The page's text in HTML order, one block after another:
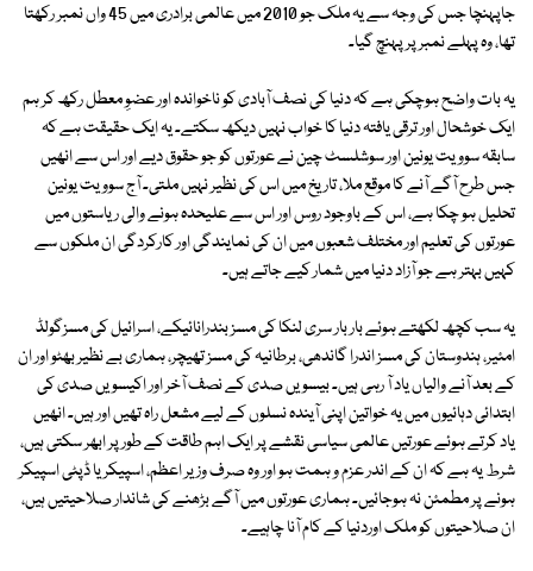
جاپہنچا جس کی وجہ سے یہ ملک جو 2010 میں عالمی برادری میں 45 واں نمبر رکھتا
تھا، وہ پہلے نمبر پر پہنچ گیا۔
یہ بات واضح ہوچکی ہے کہ دنیا کی نصف آبادی کو ناخواندہ اور عضوِ معطل رکھ کر ہم
ایک خوشحال اور ترقی یافتہ دنیا کا خواب نہیں دیکھ سکتے۔ یہ ایک حقیقت ہے کہ
سابقہ سوویت یونین اور سوشلسٹ چین نے عورتوں کو جو حقوق دیے اور اس سے انھیں
جس طرح آگے آنے کا موقع ملا، تاریخ میں اس کی نظیر نہیں ملتی۔ آج سوویت یونین
تحلیل ہو چکا ہے، اس کے باوجود روس اور اس سے علیحدہ ہونے والی ریاستوں میں
عورتوں کی تعلیم اور مختلف شعبوں میں ان کی نمایندگی اور کارکردگی ان ملکوں سے
کہیں بہتر ہے جو آزاد دنیا میں شمار کیے جاتے ہیں۔
یہ سب کچھ لکھتے ہوئے بار بار سری لنکا کی مسز بندرانائیکے، اسرائیل کی مسزگولڈ
امئیر، ہندوستان کی مسز اندرا گاندھی، برطانیہ کی مسز تھیچر، ہماری بے نظیر بھٹو اور ان
کے بعد آنے والیاں یاد آ رہی ہیں۔ بیسویں صدی کے نصف آخر اور اکیسویں صدی کی
ابتدائی دہائیوں میں یہ خواتین اپنی آیندہ نسلوں کے لیے مشعل راہ تھیں اور ہیں۔ انھیں
یاد کرتے ہوئے عورتیں عالمی سیاسی نقشے پر ایک اہم طاقت کے طور پر ابھر سکتی ہیں،
شرط یہ ہے کہ ان کے اندر عزم و ہمت ہو اور وہ صرف وزیر اعظم، اسپیکر یا ڈپٹی اسپیکر
ہونے پر مطمئن نہ ہوجائیں۔ ہماری عورتوں میں آگے بڑھنے کی شاندار صلاحیتیں ہیں،
ان صلاحیتوں کو ملک اوردنیا کے کام آنا چاہیے۔